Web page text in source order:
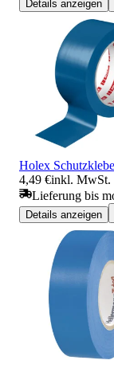
Details anzeigen
Holex
4,49 €inkl. MwSt.
Lieferung bis
Details anzeigen